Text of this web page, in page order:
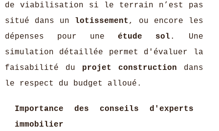
de viabilisation si le terrain n’est pas
situé dans un lotissement , ou encore les
dépenses pour uneétude sol . Une
simulation détaillée permet d'évaluer la
faisabilité du projet construction dans
le respect du budget alloué.
Importance des conseils d'experts
immobilier